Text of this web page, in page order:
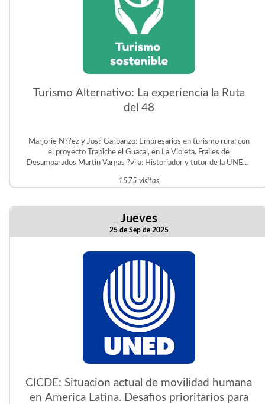
Turismo Alternativo: La experiencia la Ruta
del 48
Marjorie N??ez y Jos? Garbanzo: Empresarios en turismo rural con
el proyecto Trapiche el Guacal, en La Violeta. Frailes de
Desamparados Martin Vargas ?vila: Historiador y tutor de la UNED.
1575 visitas
Jueves
25 de Sep de 2025
CICDE: Situacion actual de movilidad humana
en America Latina. Desafios prioritarios para